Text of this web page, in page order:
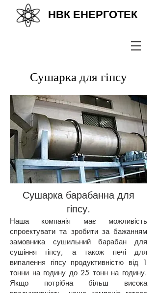
НВК ЕНЕРГОТЕК
Сушарка для гіпсу
Сушарка барабанна для
гіпсу.
Наша компанія має можливість
спроектувати та зробити за бажанням
замовника сушильний барабан для
сушіння гіпсу, а також печі для
випалення гіпсу продуктивністю від 1
тонни на годину до 25 тонн на годину.
Якщо потрібна більш висока